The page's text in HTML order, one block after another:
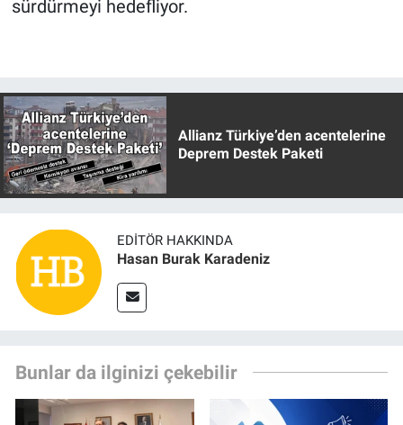
sürdürmeyi hedefliyor.
Allianz Türkiye’den acentelerine
Deprem Destek Paketi
EDITÖR HAKKINDA
Hasan Burak Karadeniz
Bunlar da ilginizi çekebilir